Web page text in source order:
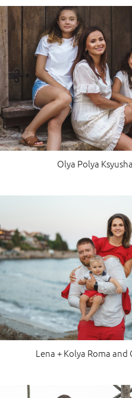
Olya Polya Ksyusha
Lena + Kolya Roma and